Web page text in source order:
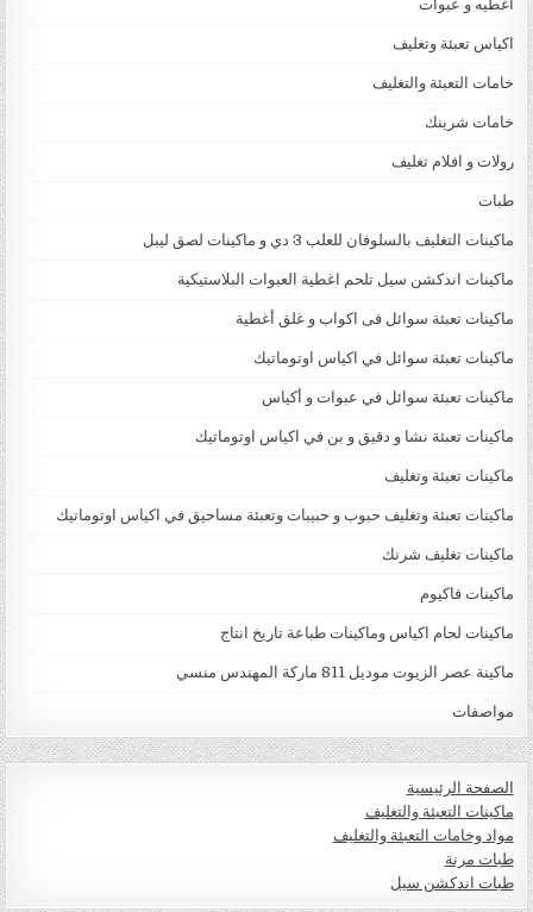
اغطيه و عبوات
اكياس تعبئة وتغليف
خامات التعبئة والتغليف
خامات شرينك
رولات و افلام تغليف
طبات
ماكينات التغليف بالسلوفان للعلب 3 دي و ماكينات لصق ليبل
ماكينات اندكشن سيل تلحم اغطية العبوات البلاستيكية
ماكينات تعبئة سوائل فى اكواب و غلق أغطية
ماكينات تعبئة سوائل في اكياس اوتوماتيك
ماكينات تعبئة سوائل في عبوات و أكياس
ماكينات تعبئة نشا و دقيق و بن في اكياس اوتوماتيك
ماكينات تعبئة وتغليف
ماكينات تعبئة وتغليف حبوب و حبيبات وتعبئة مساحيق في اكياس اوتوماتيك
ماكينات تغليف شرنك
ماكينات فاكيوم
ماكينات لحام اكياس وماكينات طباعة تاريخ انتاج
ماكينة عصر الزيوت موديل 811 ماركة المهندس منسي
مواصفات
الصفحة الرئيسية
ماكينات التعبئة والتغليف
مواد وخامات التعبئة والتغليف
طبات مرنة
طبات اندكشن سيل